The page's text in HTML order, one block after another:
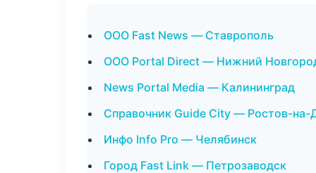
ООО Fast News — Ставрополь
ООО Portal Direct — Нижний
News Portal Media — Калининград
Справочник Guide City — Ростов-на-
Инфо Info Pro — Челябинск
Город Fast Link — Петрозаводск